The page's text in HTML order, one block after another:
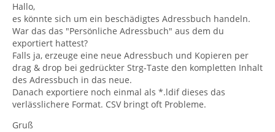
Hallo,
es könnte sich um ein beschädigtes Adressbuch handeln.
War das das "Persönliche Adressbuch" aus dem du
exportiert hattest?
Falls ja, erzeuge eine neue Adressbuch und Kopieren per
drag & drop bei gedrückter Strg-Taste den kompletten Inhalt
des Adressbuch in das neue.
Danach exportiere noch einmal als *.ldif dieses das
verlässlichere Format. CSV bringt oft Probleme.
Gruß